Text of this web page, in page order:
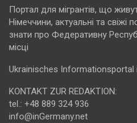
Портал для мігрантів, що
Німеччини, актуальні та свіжі
знати про Федеративну
місці
Ukrainisches Informationsportal
KONTAKT ZUR REDAKTION:
tel.: +48 889 324 936
info@inGermany.net